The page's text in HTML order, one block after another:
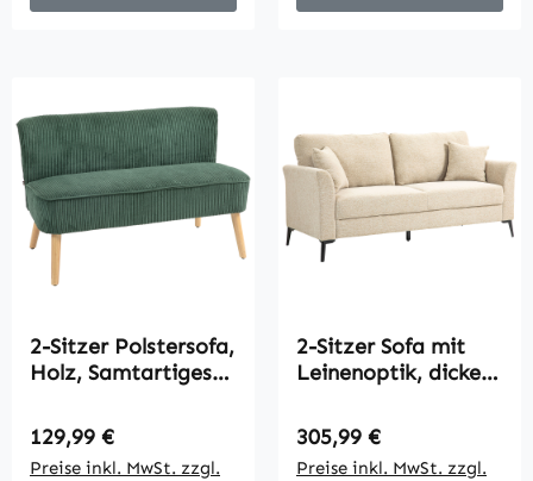
2-Sitzer Polstersofa,
Holz, Samtartiges
Schaumstoff, 117 x
56,5 x 77 cm, Grün
Regulärer Preis:
129,99 €
Preise inkl. MwSt. zzgl.
2-Sitzer Sofa mit
Leinenoptik, dicke
kg, 179 x 80 x 89
cm, Beige
Regulärer Preis:
305,99 €
Preise inkl. MwSt. zzgl.